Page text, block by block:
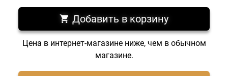
Добавить в корзину
Цена в интернет-магазине ниже, чем в обычном
магазине.